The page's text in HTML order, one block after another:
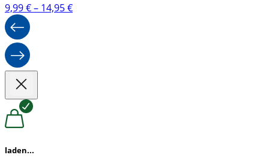
9,99€– 14,95€Preisspanne:
laden...